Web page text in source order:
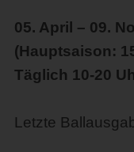
05. April – 09.
(Hauptsaison:
Täglich 10-20
Letzte